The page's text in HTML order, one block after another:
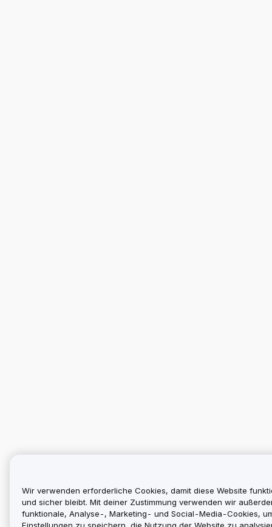
Wir verwenden erforderliche Cookies, damit diese Website
und sicher bleibt. Mit deiner Zustimmung verwenden wir
funktionale, Analyse-, Marketing- und Social-Media-Cookies,